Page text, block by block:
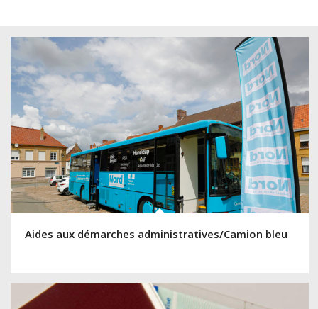
Aides aux démarches administratives/Camion bleu